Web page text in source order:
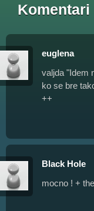
Komentari
euglena
valjda "Idem
ko se bre
++
Black Hole
mocno ! +